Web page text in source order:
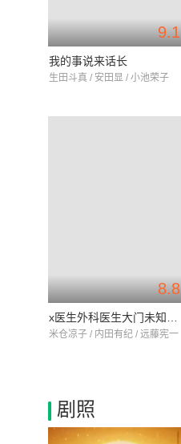
9.1
我的事说来话长
生田斗真 / 安田显 / 小池荣子
8.8
米仓凉子 / 内田有纪 / 远藤宪一
剧照